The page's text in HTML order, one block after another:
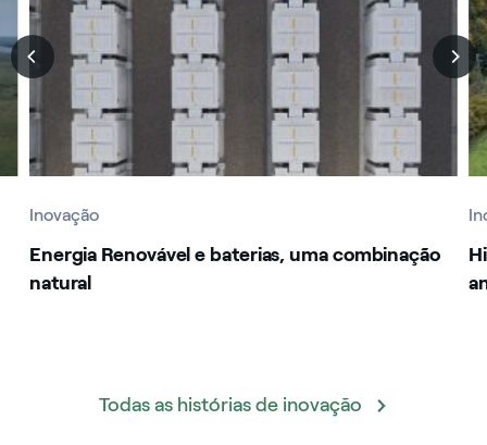
Inovação
Energia Renovável e baterias, uma combinação
natural
Todas as histórias de inovação